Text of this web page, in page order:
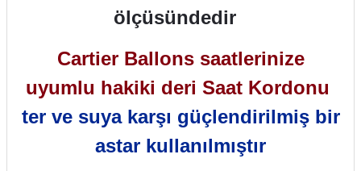
ölçüsündedir
Cartier Ballons saatlerinize
uyumlu hakiki deri Saat Kordonu
ter ve suya karşı güçlendirilmiş bir
astar kullanılmıştır